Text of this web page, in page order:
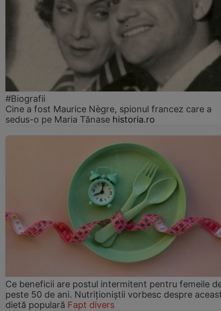
#Biografii
Cine a fost Maurice Nègre, spionul francez care a
sedus-o pe Maria Tănase historia.ro
Ce beneficii are postul intermitent pentru femeile
peste 50 de ani. Nutriționiștii vorbesc despre
dietă populară Fapt divers